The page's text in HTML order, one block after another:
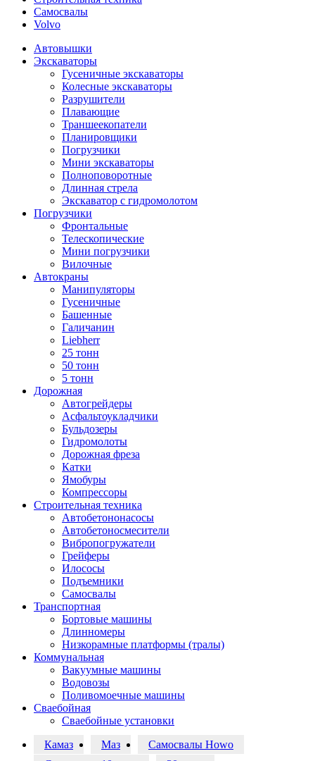
Самосвалы
Volvo
Автовышки
Экскаваторы
Гусеничные экскаваторы
Колесные экскаваторы
Разрушители
Плавающие
Траншеекопатели
Планировщики
Погрузчики
Мини экскаваторы
Полноповоротные
Длинная стрела
Экскаватор с гидромолотом
Погрузчики
Фронтальные
Телескопические
Мини погрузчики
Вилочные
Автокраны
Манипуляторы
Гусеничные
Башенные
Галичанин
Liebherr
25 тонн
50 тонн
5 тонн
Дорожная
Автогрейдеры
Асфальтоукладчики
Бульдозеры
Гидромолоты
Дорожная фреза
Катки
Ямобуры
Компрессоры
Строительная техника
Автобетононасосы
Автобетоносмесители
Вибропогружатели
Грейферы
Илососы
Подъемники
Самосвалы
Транспортная
Бортовые машины
Длинномеры
Низкорамные платформы (тралы)
Коммунальная
Вакуумные машины
Водовозы
Поливомоечные машины
Сваебойная
Сваебойные установки
Камаз
Маз
Самосвалы Howo